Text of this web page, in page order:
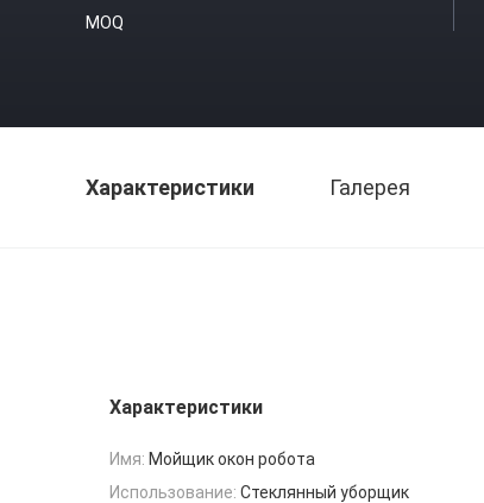
MOQ
Характеристики Галерея
Характеристики
Имя: Мойщик окон робота
Использование: Стеклянный уборщик